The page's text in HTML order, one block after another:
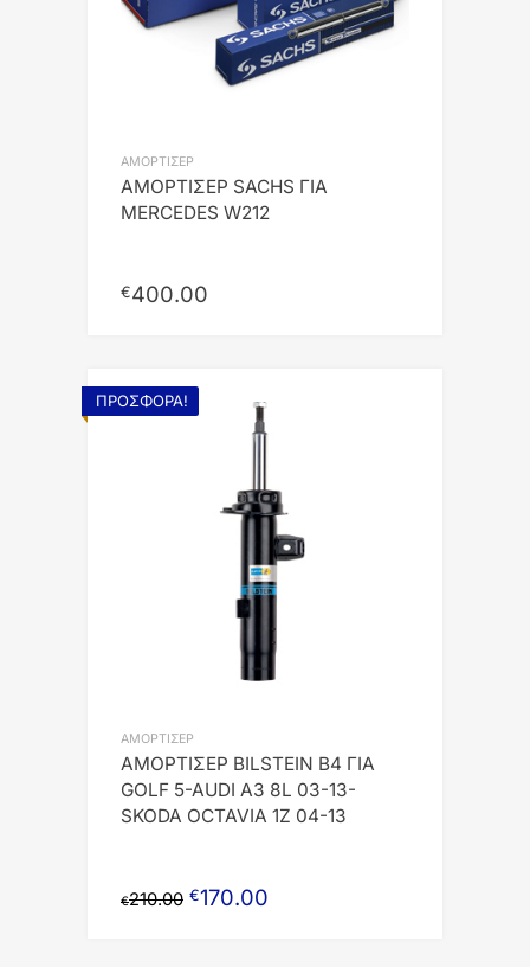
ΑΜΟΡΤΙΣΕΡ
ΑΜΟΡΤΙΣΕΡ SACHS ΓΙΑ
MERCEDES W212
€400.00
ΠΡΟΣΦΟΡΆ!
ΑΜΟΡΤΙΣΕΡ
ΑΜΟΡΤΙΣΕΡ BILSTEIN B4 ΓΙΑ
GOLF 5-AUDI A3 8L 03-13-
SKODA OCTAVIA 1Z 04-13
€210.00 €170.00